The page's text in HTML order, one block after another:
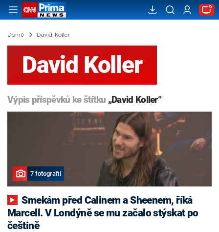
Domů David Koller
David Koller
Výpis příspěvků ke štítku „David Koller“
7 fotografií
Smekám před Calinem a Sheenem, říká
Marcell. V Londýně se mu začalo stýskat po
češtině